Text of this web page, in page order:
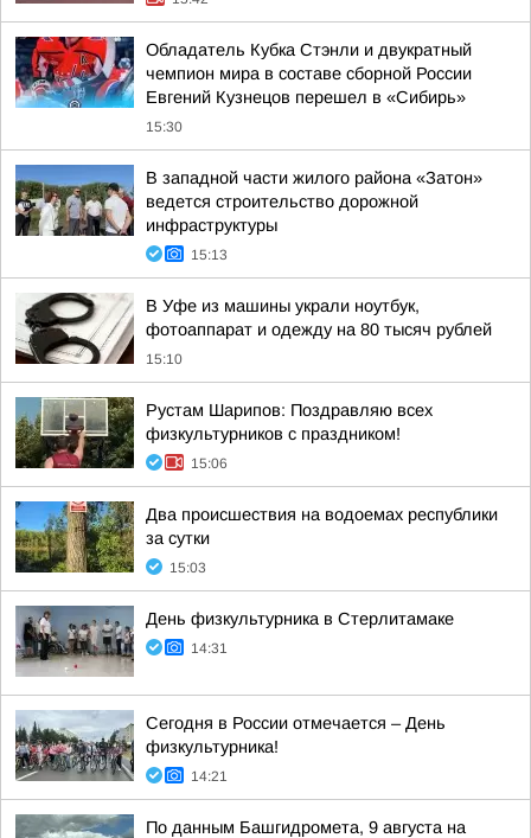
Обладатель Кубка Стэнли и двукратный
чемпион мира в составе сборной России
Евгений Кузнецов перешел в «Сибирь»
15:30
В западной части жилого района «Затон»
ведется строительство дорожной
инфраструктуры
15:13
В Уфе из машины украли ноутбук,
фотоаппарат и одежду на 80 тысяч рублей
15:10
Рустам Шарипов: Поздравляю всех
физкультурников с праздником!
15:06
Два происшествия на водоемах республики
за сутки
15:03
День физкультурника в Стерлитамаке
14:31
Сегодня в России отмечается – День
физкультурника!
14:21
По данным Башгидромета, 9 августа на